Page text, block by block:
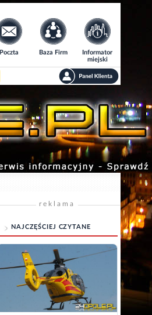
Poczta Baza Firm
Informator
miejski
reklama
NAJCZĘŚCIEJ CZYTANE